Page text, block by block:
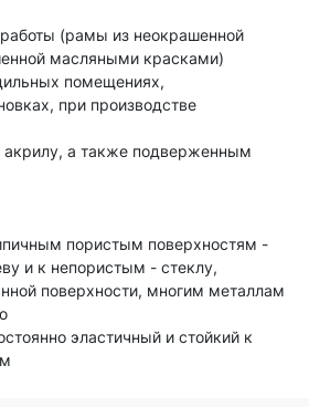
(рамы из неокрашенной
масляными красками)
помещениях,
при производстве
а также подверженным
пористым поверхностям -
и к непористым - стеклу,
поверхности, многим металлам
эластичный и стойкий к